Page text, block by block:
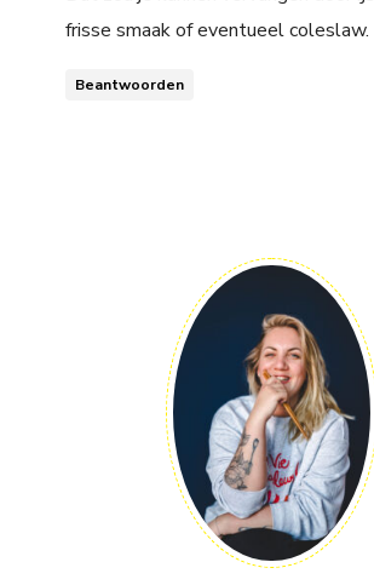
frisse smaak of eventueel coleslaw.
Beantwoorden